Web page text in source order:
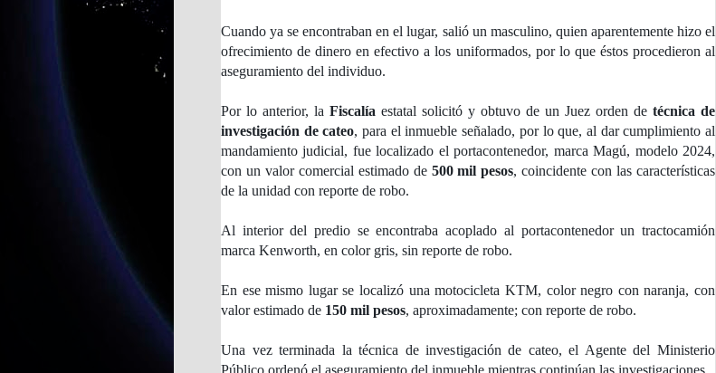
Cuando ya se encontraban en el lugar, salió un masculino, quien aparentemente hizo el
ofrecimiento de dinero en efectivo a los uniformados, por lo que éstos procedieron al
aseguramiento del individuo.
Por lo anterior, la Fiscalía estatal solicitó y obtuvo de un Juez orden de técnica de
investigación de cateo, para el inmueble señalado, por lo que, al dar cumplimiento al
mandamiento judicial, fue localizado el portacontenedor, marca Magú, modelo 2024,
con un valor comercial estimado de 500 mil pesos, coincidente con las características
de la unidad con reporte de robo.
Al interior del predio se encontraba acoplado al portacontenedor un tractocamión
marca Kenworth, en color gris, sin reporte de robo.
En ese mismo lugar se localizó una motocicleta KTM, color negro con naranja, con
valor estimado de 150 mil pesos, aproximadamente; con reporte de robo.
Una vez terminada la técnica de investigación de cateo, el Agente del Ministerio
Público ordenó el aseguramiento del inmueble mientras continúan las investigaciones.